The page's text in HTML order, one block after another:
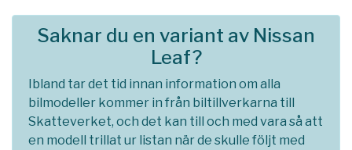
Saknar du en variant av Nissan
Leaf?
Ibland tar det tid innan information om alla
bilmodeller kommer in från biltillverkarna till
Skatteverket, och det kan till och med vara så att
en modell trillat ur listan när de skulle följt med